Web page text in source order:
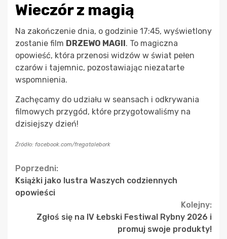
Wieczór z magią
Na zakończenie dnia, o godzinie 17:45, wyświetlony
zostanie film DRZEWO MAGII. To magiczna
opowieść, która przenosi widzów w świat pełen
czarów i tajemnic, pozostawiając niezatarte
wspomnienia.
Zachęcamy do udziału w seansach i odkrywania
filmowych przygód, które przygotowaliśmy na
dzisiejszy dzień!
Źródło: facebook.com/fregatalebork
Continue
Reading
Poprzedni:
Książki jako lustra Waszych codziennych
opowieści
Kolejny:
Zgłoś się na IV Łebski Festiwal Rybny 2026 i
promuj swoje produkty!